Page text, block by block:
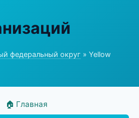
федеральный округ » Yellow
🏠 Главная